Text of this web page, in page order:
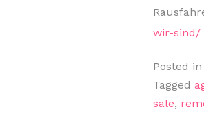
wir-sind/
Posted in
Tagged
sale,